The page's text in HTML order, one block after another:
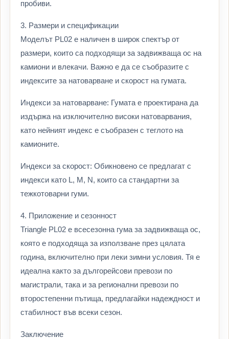
пробиви.
3. Размери и спецификации
Моделът PL02 е наличен в широк спектър от
размери, които са подходящи за задвижваща ос на
камиони и влекачи. Важно е да се съобразите с
индексите за натоварване и скорост на гумата.
Индекси за натоварване: Гумата е проектирана да
издържа на изключително високи натоварвания,
като нейният индекс е съобразен с теглото на
камионите.
Индекси за скорост: Обикновено се предлагат с
индекси като L, M, N, които са стандартни за
тежкотоварни гуми.
4. Приложение и сезонност
Triangle PL02 е всесезонна гума за задвижваща ос,
която е подходяща за използване през цялата
година, включително при леки зимни условия. Тя е
идеална както за дългорейсови превози по
магистрали, така и за регионални превози по
второстепенни пътища, предлагайки надеждност и
стабилност във всеки сезон.
Заключение